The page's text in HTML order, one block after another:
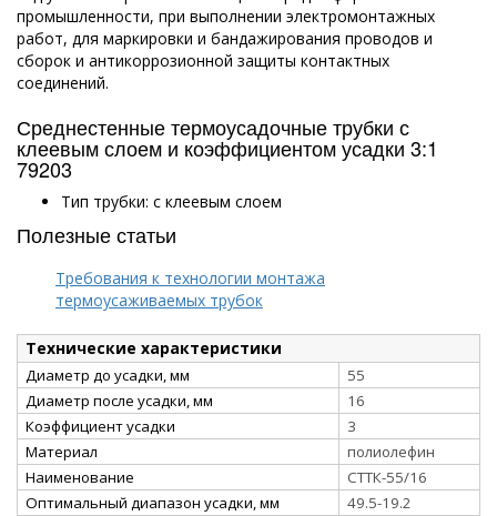
промышленности, при выполнении электромонтажных
работ, для маркировки и бандажирования проводов и
сборок и антикоррозионной защиты контактных
соединений.
Среднестенные термоусадочные трубки с
клеевым слоем и коэффициентом усадки 3:1
79203
Тип трубки: с клеевым слоем
Полезные статьи
Требования к технологии монтажа
термоусаживаемых трубок
Технические характеристики
Диаметр до усадки, мм
55
Диаметр после усадки, мм
16
Коэффициент усадки
3
Материал
полиолефин
Наименование
СТТК-55/16
Оптимальный диапазон усадки, мм
49.5-19.2